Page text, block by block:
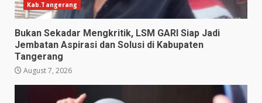
Kab.Tangerang
Bukan Sekadar Mengkritik, LSM GARI Siap Jadi
Jembatan Aspirasi dan Solusi di Kabupaten
Tangerang
August 7, 2026